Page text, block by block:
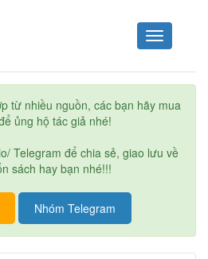
Toggle
navigation
từ nhiều nguồn, các bạn hãy mua
ủng hộ tác giả nhé!
Telegram để chia sẻ, giao lưu về
sách hay bạn nhé!!!
Nhóm Telegram